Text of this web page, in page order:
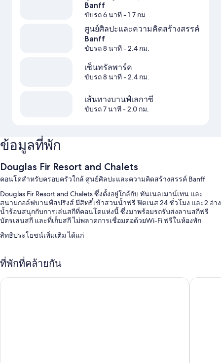
Banff
ขับรถ 6 นาที- 1.7 กม.
ศูนย์ศิลปะและความคิดสร้างสรรค์
Banff
ขับรถ 8 นาที- 2.4 กม.
เซ็นทรัลพาร์ค
ขับรถ 8 นาที- 2.4 กม.
เส้นทางบานฟ์เลกาซี
ขับรถ 7 นาที- 2.0 กม.
ข้อมูลที่พัก
Douglas Fir Resort and Chalets
คอนโดสำหรับครอบครัวใกล้ ศูนย์ศิลปะและความคิดสร้างสรรค์ Banff
Douglas Fir Resort and Chalets ซึ่งตั้งอยู่ใกล้กับ ทันเนลเมาน์เทน และ
สนามกอล์ฟบานฟ์สปริงส์ มีสิทธิ์เข้าสวนน้ำฟรี ฟิตเนส 24 ชั่วโมง และ2 อ่าง
น้ำร้อนสนุกกับการเล่นสกีที่คอนโดแห่งนี้ ซึ่งมาพร้อมรถรับส่งลานสกีฟรี
บัตรเล่นสกี และที่เก็บสกี ไม่พลาดการเชื่อมต่อด้วยWi-Fi ฟรีในห้องพัก
สิทธิประโยชน์เพิ่มเติม ได้แก่
ที่จอดรถฟรี
บริการเช็กเอาต์ด่วน, ตู้ขายของอัตโนมัติ และฝ่ายต้อนรับ 24 ชั่วโมง
ที่พักที่คล้ายกัน
Tunnel Mountain Resort Banff